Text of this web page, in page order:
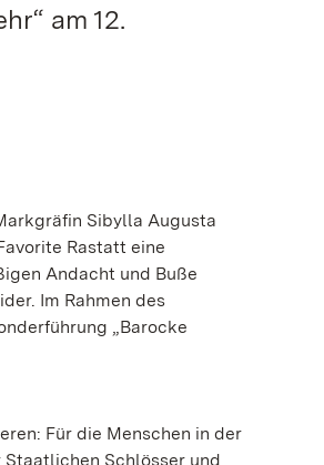
am 12.
Sibylla Augusta
Rastatt eine
Andacht und Buße
Im Rahmen des
„Barocke
Für die Menschen in der
Staatlichen Schlösser und